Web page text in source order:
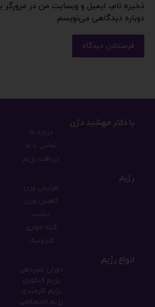
ذخیره نام، ایمیل و وبسایت من در مرورگر
دوباره دیدگاهی می‌نویسم.
فرستادن دیدگاه
با دکتر مهشید دژن
درباره ما
تماس با ما
دریافت رژیم
رژیم
افزایش وزن
کاهش وزن
دیابت
گیاه خواری
کترونیک
انواع رژیم
دوران شیردهی
رژیم کنکوری
رژیم کارمندی
رژیم اختصاصی